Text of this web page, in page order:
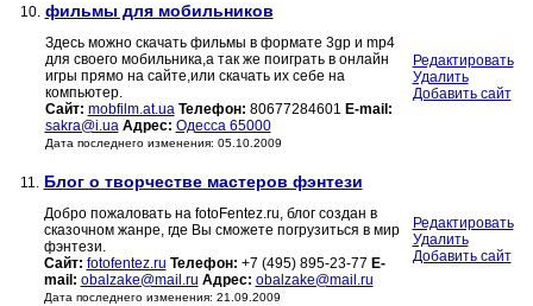
10. фильмы для мобильников
Здесь можно скачать фильмы в формате 3gp и mp4
для своего мобильника,а так же поиграть в онлайн
игры прямо на сайте,или скачать их себе на
компьютер.
Сайт: mobfilm.at.ua Телефон: 80677284601 E-mail:
sakra@i.ua Адрес: Одесса 65000
Дата последнего изменения: 05.10.2009
Редактировать
Удалить
Добавить сайт
11. Блог о творчестве мастеров фэнтези
Добро пожаловать на fotoFentez.ru, блог создан в
сказочном жанре, где Вы сможете погрузиться в мир
фэнтези.
Сайт: fotofentez.ru Телефон: +7 (495) 895-23-77 E-
mail: obalzake@mail.ru Адрес: obalzake@mail.ru
Дата последнего изменения: 21.09.2009
Редактировать
Удалить
Добавить сайт